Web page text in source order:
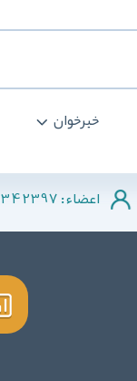
خبرخوان
اعضاء : 342397